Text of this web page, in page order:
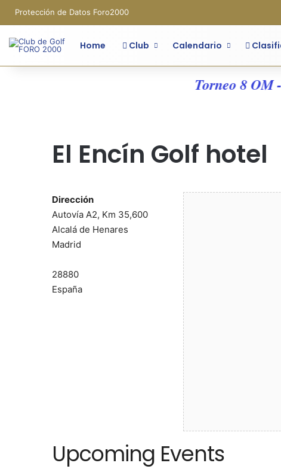
Protección de Datos Foro2000
Home Club Calendario
Torneo 8 OM
El Encín Golf hotel
Dirección
Autovía A2, Km 35,600
Alcalá de Henares
Madrid
28880
España
Upcoming Events